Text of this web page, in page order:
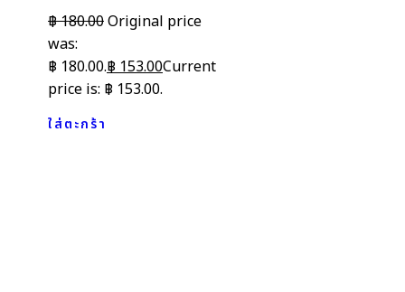
฿180.00Original price
was:
฿ 180.00.฿153.00Current
price is: ฿ 153.00.
ใส่ตะกร้า